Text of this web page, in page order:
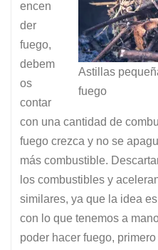
Astillas
fuego
encen
der
fuego,
debem
os
contar
con una cantidad de
fuego crezca y no se
más combustible.
los combustibles y
similares, ya que la idea
con lo que tenemos a
poder hacer fuego,